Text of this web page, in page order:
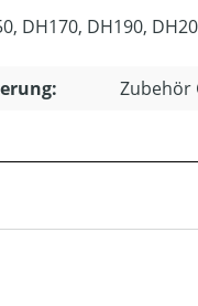
DH170, DH190,
Zubehör